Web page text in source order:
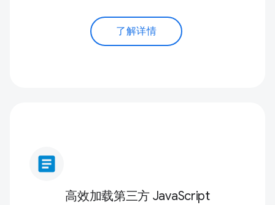
了解详情
article
高效加载第三方 JavaScript